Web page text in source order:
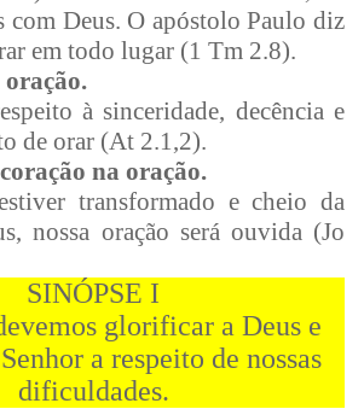
com Deus. O apóstolo Paulo diz
em todo lugar (1 Tm 2.8).
oração.
à sinceridade, decência e
de orar (At 2.1,2).
na oração.
transformado e cheio da
nossa oração será ouvida (Jo
SINÓPSE I
glorificar a Deus e
a respeito de nossas
dificuldades.